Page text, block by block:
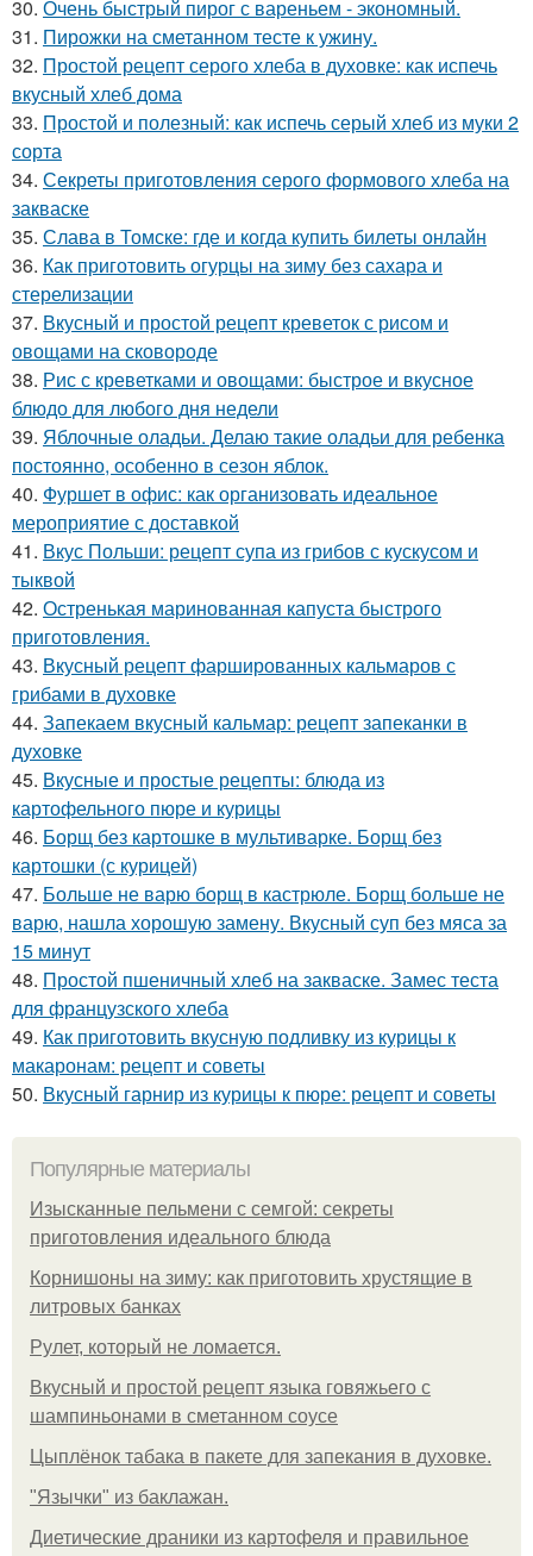
30. Очень быстрый пирог с вареньем - экономный.
31. Пирожки на сметанном тесте к ужину.
32. Простой рецепт серого хлеба в духовке: как испечь
вкусный хлеб дома
33. Простой и полезный: как испечь серый хлеб из муки 2
сорта
34. Секреты приготовления серого формового хлеба на
закваске
35. Слава в Томске: где и когда купить билеты онлайн
36. Как приготовить огурцы на зиму без сахара и
стерелизации
37. Вкусный и простой рецепт креветок с рисом и
овощами на сковороде
38. Рис с креветками и овощами: быстрое и вкусное
блюдо для любого дня недели
39. Яблочные оладьи. Делаю такие оладьи для ребенка
постоянно, особенно в сезон яблок.
40. Фуршет в офис: как организовать идеальное
мероприятие с доставкой
41. Вкус Польши: рецепт супа из грибов с кускусом и
тыквой
42. Остренькая маринованная капуста быстрого
приготовления.
43. Вкусный рецепт фаршированных кальмаров с
грибами в духовке
44. Запекаем вкусный кальмар: рецепт запеканки в
духовке
45. Вкусные и простые рецепты: блюда из
картофельного пюре и курицы
46. Борщ без картошке в мультиварке. Борщ без
картошки (с курицей)
47. Больше не варю борщ в кастрюле. Борщ больше не
варю, нашла хорошую замену. Вкусный суп без мяса за
15 минут
48. Простой пшеничный хлеб на закваске. Замес теста
для французского хлеба
49. Как приготовить вкусную подливку из курицы к
макаронам: рецепт и советы
50. Вкусный гарнир из курицы к пюре: рецепт и советы
Популярные материалы
Изысканные пельмени с семгой: секреты
приготовления идеального блюда
Корнишоны на зиму: как приготовить хрустящие в
литровых банках
Рулет, который не ломается.
Вкусный и простой рецепт языка говяжьего с
шампиньонами в сметанном соусе
Цыплёнок табака в пакете для запекания в духовке.
"Язычки" из баклажан.
Диетические драники из картофеля и правильное